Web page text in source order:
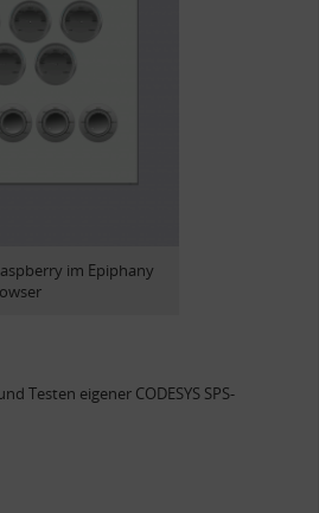
im Epiphany
Testen eigener CODESYS SPS-